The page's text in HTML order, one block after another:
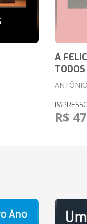
A
TODOS
R$